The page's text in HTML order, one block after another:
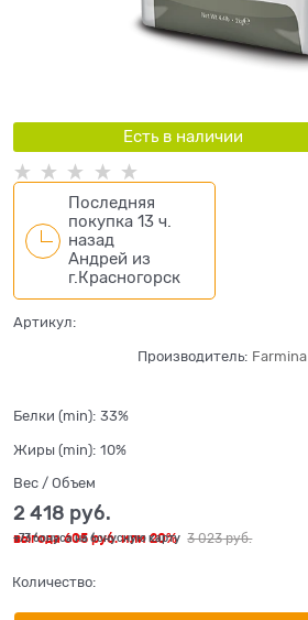
Есть в наличии
Последняя
покупка 13 ч.
назад
Андрей из
г.Красногорск
Артикул:
Производитель:
Белки (min): 33%
Жиры (min): 10%
Вес / Объем
3 023 руб.
2 418 руб.
выгода605 руб.или20%
+73 бонуса на бонусную карту
Количество: